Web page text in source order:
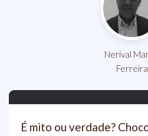
Nerival
Ferreira
É mito ou verdade?